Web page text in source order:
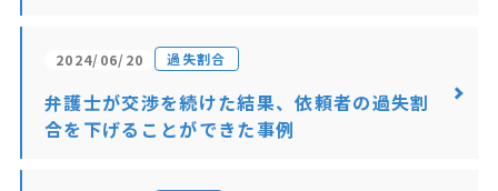
2024/06/20 過失割合
弁護士が交渉を続けた結果、依頼者の過失割
合を下げることができた事例